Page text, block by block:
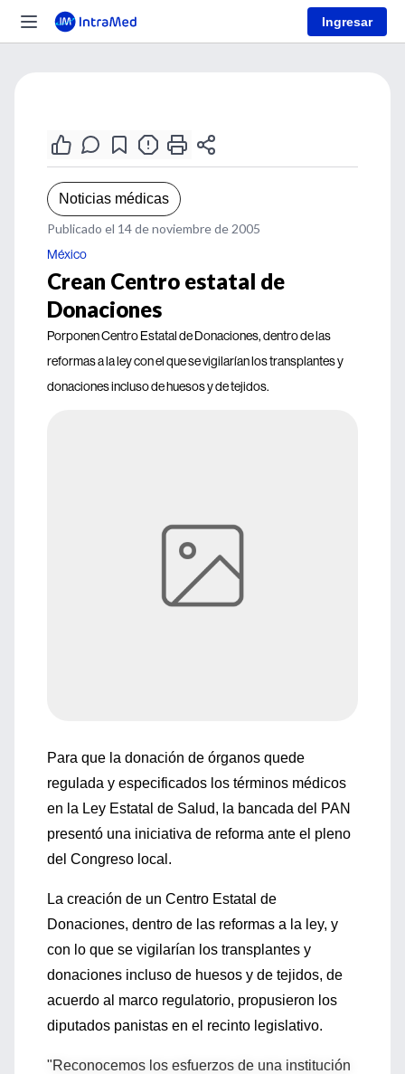
Ingresar
Noticias médicas
Publicado el 14 de noviembre de 2005
México
Crean Centro estatal de
Donaciones
Porponen Centro Estatal de Donaciones, dentro de las
reformas a la ley con el que se vigilarían los transplantes y
donaciones incluso de huesos y de tejidos.
Para que la donación de órganos quede
regulada y especificados los términos médicos
en la Ley Estatal de Salud, la bancada del PAN
presentó una iniciativa de reforma ante el pleno
del Congreso local.
La creación de un Centro Estatal de
Donaciones, dentro de las reformas a la ley, y
con lo que se vigilarían los transplantes y
donaciones incluso de huesos y de tejidos, de
acuerdo al marco regulatorio, propusieron los
diputados panistas en el recinto legislativo.
"Reconocemos los esfuerzos de una institución